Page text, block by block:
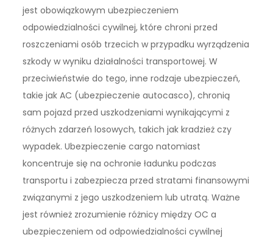
jest obowiązkowym ubezpieczeniem
odpowiedzialności cywilnej, które chroni przed
roszczeniami osób trzecich w przypadku wyrządzenia
szkody w wyniku działalności transportowej. W
przeciwieństwie do tego, inne rodzaje ubezpieczeń,
takie jak AC (ubezpieczenie autocasco), chronią
sam pojazd przed uszkodzeniami wynikającymi z
różnych zdarzeń losowych, takich jak kradzież czy
wypadek. Ubezpieczenie cargo natomiast
koncentruje się na ochronie ładunku podczas
transportu i zabezpiecza przed stratami finansowymi
związanymi z jego uszkodzeniem lub utratą. Ważne
jest również zrozumienie różnicy między OC a
ubezpieczeniem od odpowiedzialności cywilnej